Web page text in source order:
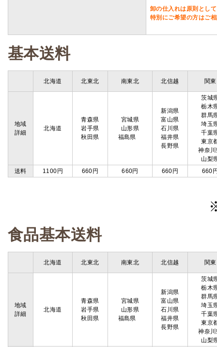
卸の仕入れは原則とし
特別にご希望の方はご
基本送料
北海道 北東北 南東北 北信越 関東
地域
詳細
北海道
青森県
岩手県
秋田県
宮城県
山形県
福島県
新潟県
富山県
石川県
福井県
長野県
茨城
栃木
群馬
埼玉
千葉
東京
神奈
山梨
送料
1100円 660円 660円 660円 660
食品基本送料
北海道 北東北 南東北 北信越 関東
地域
詳細
北海道
青森県
岩手県
秋田県
宮城県
山形県
福島県
新潟県
富山県
石川県
福井県
長野県
茨城
栃木
群馬
埼玉
千葉
東京
神奈
山梨